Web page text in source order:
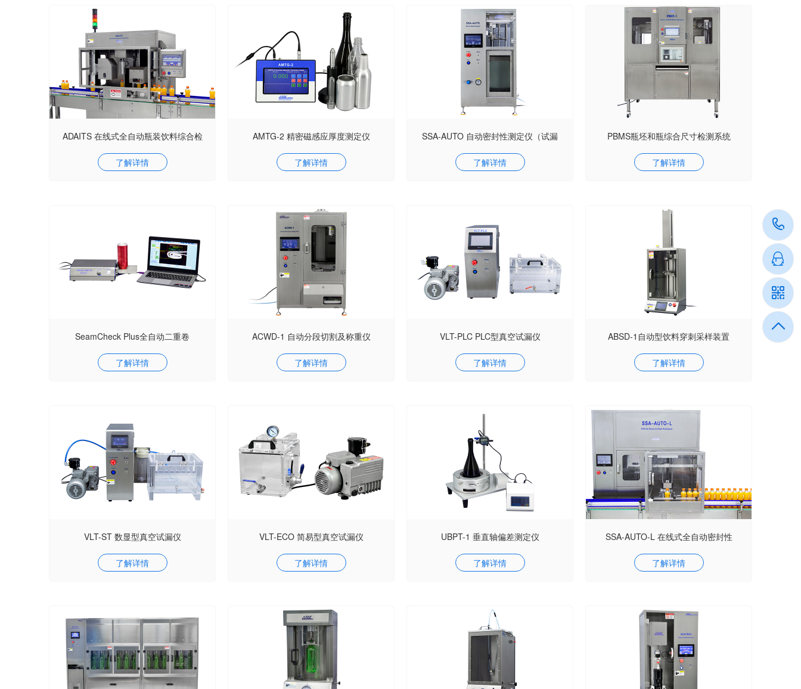
ADAITS 在线式全自动瓶装饮料综合检
了解详情
AMTG-2 精密磁感应厚度测定仪
了解详情
SSA-AUTO 自动密封性测定仪（试漏
了解详情
PBMS瓶坯和瓶综合尺寸检测系统
了解详情
SeamCheck Plus全自动二重卷
了解详情
ACWD-1 自动分段切割及称重仪
了解详情
VLT-PLC PLC型真空试漏仪
了解详情
ABSD-1自动型饮料穿刺采样装置
了解详情
VLT-ST 数显型真空试漏仪
了解详情
VLT-ECO 简易型真空试漏仪
了解详情
UBPT-1 垂直轴偏差测定仪
了解详情
SSA-AUTO-L 在线式全自动密封性
了解详情